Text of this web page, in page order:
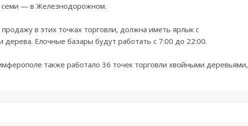
— в Железнодорожном.
в этих точках торговли, должна иметь ярлык с
Елочные базары будут работать с 7:00 до 22:00.
также работало 36 точек торговли хвойными деревьями,